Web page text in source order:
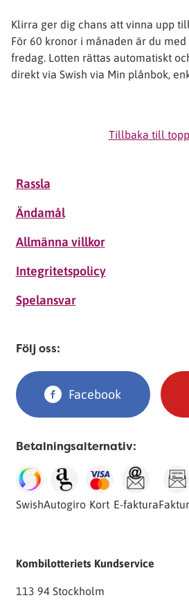
Klirra ger dig chans att vinna upp
För 60 kronor i månaden är du
fredag. Lotten rättas automatiskt
direkt via Swish via Min plånbok,
Tillbaka till
Rassla
Ändamål
Allmänna villkor
Integritetspolicy
Spelansvar
Kombilotteriets Kundservice
113 94 Stockholm
Följ oss:
Facebook
Betalningsalternativ:
SwishAutogiro Kort E-faktura